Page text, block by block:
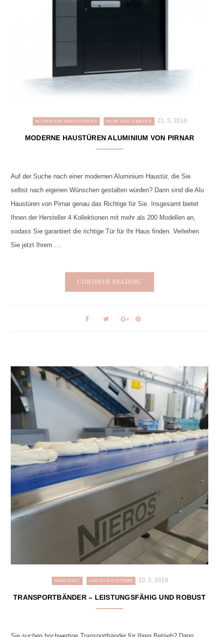
ALUMINIUM HAUSTUEREN HEIM UND GARTEN 21. 5. 2018
MODERNE HAUSTÜREN ALUMINIUM VON PIRNAR
Auf der Suche nach einer modernen Aluminium Haustür, die Sie
selbst nach eigenen Wünschen gestalten würden? Dann sind die Alu
Haustüren von Pirnar genau das Richtige für Sie. Insgesamt bietet
Ihnen der Hersteller 4 Kollektionen mit mehr als 200 Modellen an,
sodass Sie garantiert die richtige Tür für Ihr Haus finden. Verleihen
Sie jetzt Ihrem …
CONTINUE READING
GESCHÄFT LOGISTIKSYSTEME 10. 5. 2018
TRANSPORTBÄNDER – LEISTUNGSFÄHIG UND ROBUST